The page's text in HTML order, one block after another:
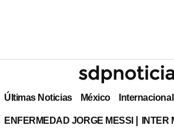
Últimas Noticias México Internacional
ENFERMEDAD JORGE MESSI INTER